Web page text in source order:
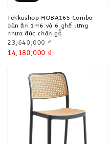
Tekkashop HOBA165 Combo
bàn ăn 1m6 và 6 ghế lưng
nhựa đúc chân gỗ
Regular
price
23,640,000 ₫
Sale
14,180,000 ₫